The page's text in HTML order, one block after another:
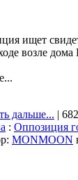
ищет
возле
дальше... |
: Оппозиция
MONMOON